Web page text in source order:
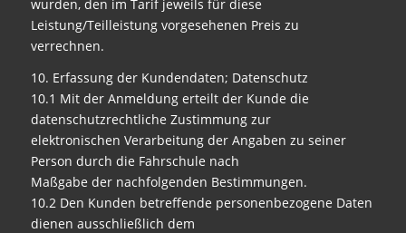
wurden, den im Tarif jeweils für diese
Leistung/Teilleistung vorgesehenen Preis zu
verrechnen.
10. Erfassung der Kundendaten; Datenschutz
10.1 Mit der Anmeldung erteilt der Kunde die
datenschutzrechtliche Zustimmung zur
elektronischen Verarbeitung der Angaben zu seiner
Person durch die Fahrschule nach
Maßgabe der nachfolgenden Bestimmungen.
10.2 Den Kunden betreffende personenbezogene Daten
dienen ausschließlich dem